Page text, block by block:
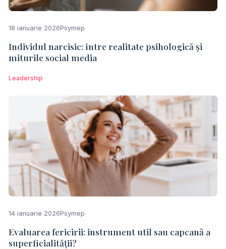
18 ianuarie 2026Psymep
Individul narcisic: între realitate psihologică și
miturile social media
Leadership
14 ianuarie 2026Psymep
Evaluarea fericirii: instrument util sau capcană a
superficialității?